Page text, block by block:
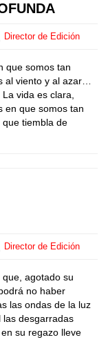
Director de Edición
que somos tan
al viento y al azar…
vida es clara,
en que somos tan
tiembla de
Director de Edición
agotado su
no haber
las ondas de la luz
las desgarradas
su regazo lleve